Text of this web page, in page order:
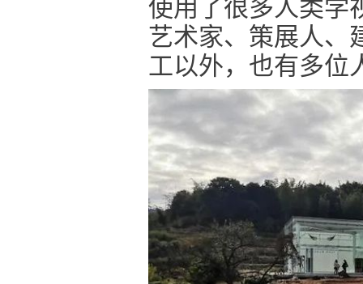
使用了很多人类学
艺术家、策展人、
工以外，也有多位